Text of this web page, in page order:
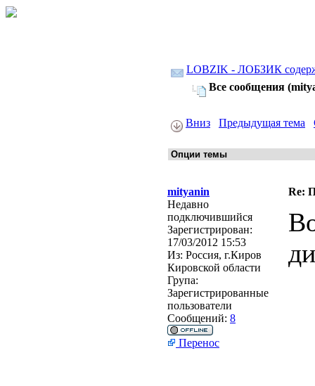
LOBZIK - ЛОБЗИК
Все сообщения
Вниз Предыдущая тема
mityanin
Re:
Недавно
подключившийся
Зарегистрирован:
17/03/2012 15:53
Из: Россия, г.Киров
Кировской области
Група:
Зарегистрированные
пользователи
Сообщений: 8
Перенос